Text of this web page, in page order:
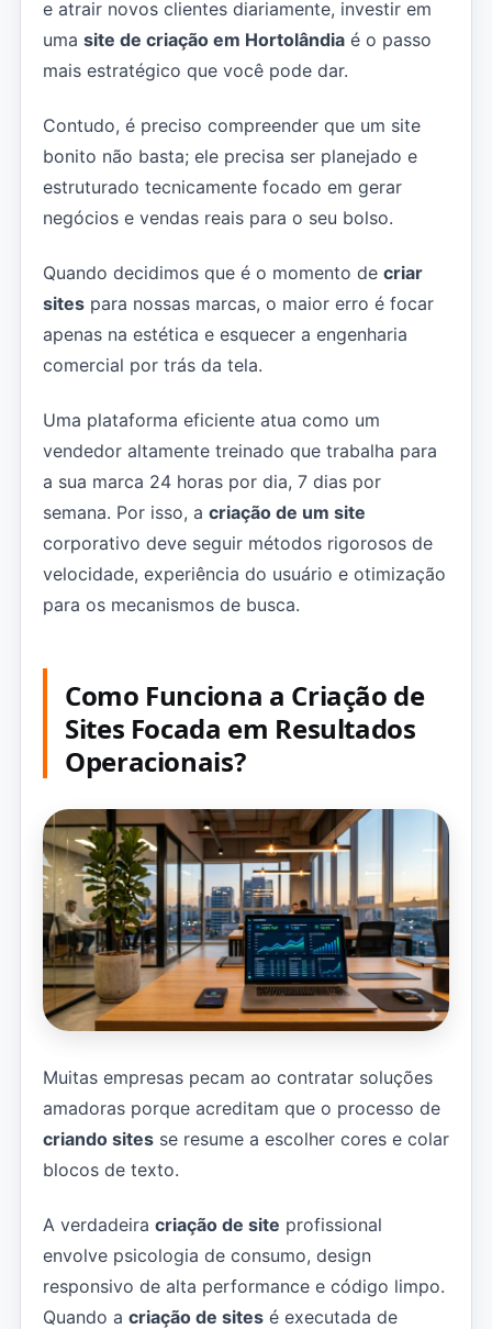
e atrair novos clientes diariamente, investir em
uma site de criação em Hortolândia é o passo
mais estratégico que você pode dar.
Contudo, é preciso compreender que um site
bonito não basta; ele precisa ser planejado e
estruturado tecnicamente focado em gerar
negócios e vendas reais para o seu bolso.
Quando decidimos que é o momento de criar
sites para nossas marcas, o maior erro é focar
apenas na estética e esquecer a engenharia
comercial por trás da tela.
Uma plataforma eficiente atua como um
vendedor altamente treinado que trabalha para
a sua marca 24 horas por dia, 7 dias por
semana. Por isso, a criação de um site
corporativo deve seguir métodos rigorosos de
velocidade, experiência do usuário e otimização
para os mecanismos de busca.
Como Funciona a Criação de
Sites Focada em Resultados
Operacionais?
Muitas empresas pecam ao contratar soluções
amadoras porque acreditam que o processo de
criando sites se resume a escolher cores e colar
blocos de texto.
A verdadeira criação de site profissional
envolve psicologia de consumo, design
responsivo de alta performance e código limpo.
Quando a criação de sites é executada de